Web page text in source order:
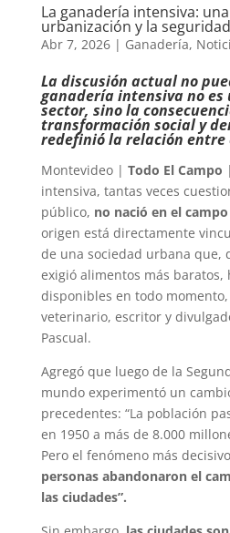
La ganadería intensiva:
urbanización y la
Abr 7, 2026| Ganadería,
La discusión actual no
ganadería intensiva no es
sector, sino la
transformación social y
redefinió la relación entre
Montevideo | Todo El Campo
intensiva, tantas veces
público, no nació en el
origen está directamente
de una sociedad urbana que,
exigió alimentos más baratos,
disponibles en todo
veterinario, escritor y
Pascual.
Agregó que luego de la
mundo experimentó un
precedentes: “La población
en 1950 a más de 8.000
Pero el fenómeno más
personas abandonaron el
las ciudades”.